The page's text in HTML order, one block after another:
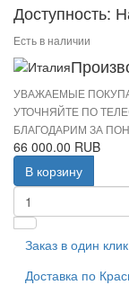
Доступность:
Есть в наличии
УВАЖАЕМЫЕ
УТОЧНЯЙТЕ ПО
БЛАГОДАРИМ ЗА
66 000.00 RUB
В корзину
Заказ в один клик
Доставка по